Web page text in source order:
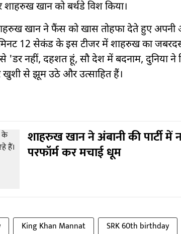
शाहरुख खान को बर्थडे विश किया।
खान ने फैंस को खास तोहफा देते हुए
मिनट 12 सेकंड के इस टीजर में शाहरुख का
'डर नहीं, दहशत हूं, सौ देश में बदनाम, दुनिया ने
से झूम उठे और उत्साहित हैं।
शाहरुख खान ने अंबानी की पार्टी में
परफॉर्म कर मचाई धूम
King Khan Mannat SRK 60th birthday